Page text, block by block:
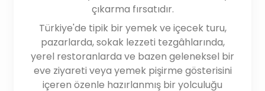
çıkarma fırsatıdır.
Türkiye'de tipik bir yemek ve içecek turu,
pazarlarda, sokak lezzeti tezgâhlarında,
yerel restoranlarda ve bazen geleneksel bir
eve ziyareti veya yemek pişirme gösterisini
içeren özenle hazırlanmış bir yolculuğu